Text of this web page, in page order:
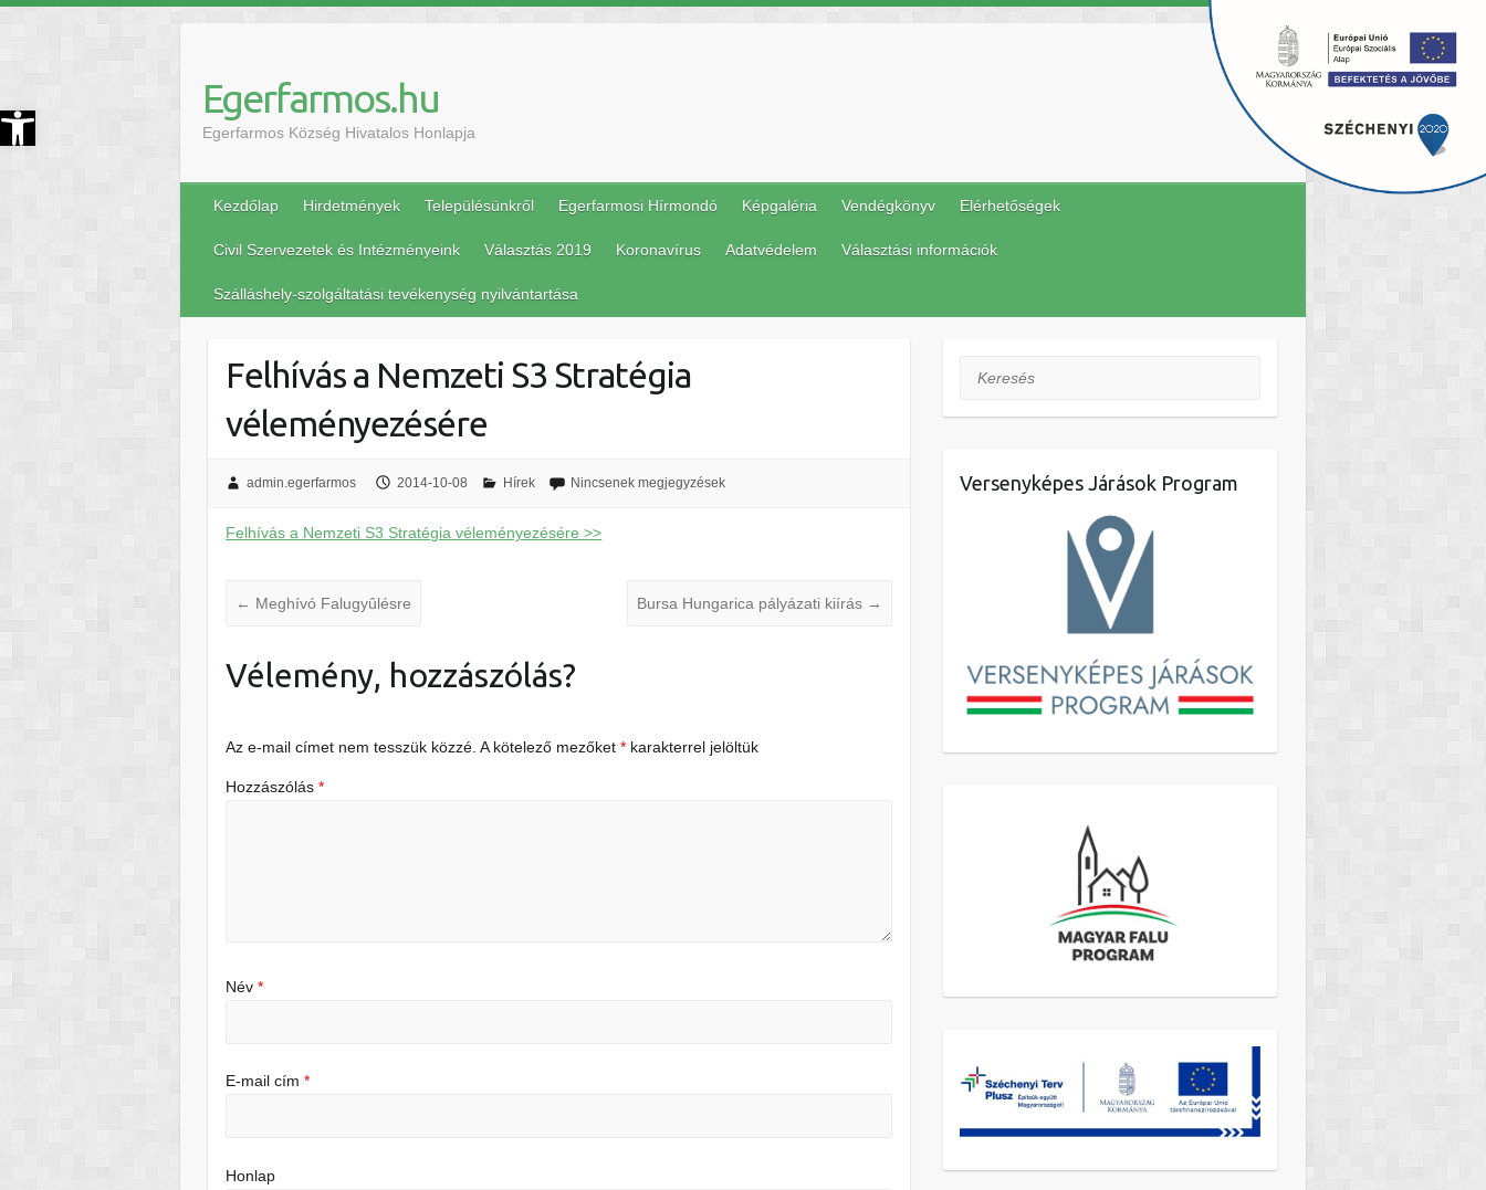
Eszköztár megnyitása Egerfarmos.hu
Egerfarmos Község Hivatalos Honlapja
Kezdőlap Hirdetmények Településünkről Egerfarmosi Hírmondó Képgaléria Vendégkönyv Elérhetőségek
Civil Szervezetek és Intézményeink Választás 2019 Koronavírus Adatvédelem Választási információk
Szálláshely-szolgáltatási tevékenység nyilvántartása
Felhívás a Nemzeti S3 Stratégia
véleményezésére
admin.egerfarmos 2014-10-08 Hírek Nincsenek megjegyzések
Felhívás a Nemzeti S3 Stratégia véleményezésére >>
← Meghívó Falugyûlésre Bursa Hungarica pályázati kiírás →
Vélemény, hozzászólás?
Az e-mail címet nem tesszük közzé. A kötelező mezőket* karakterrel jelöltük
Hozzászólás*
Név*
E-mail cím*
Honlap
Keresés
Versenyképes Járások Program